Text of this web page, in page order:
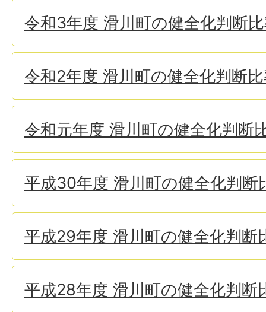
令和3年度 滑川町の健全化判断
令和2年度 滑川町の健全化判断
令和元年度 滑川町の健全化判断
平成30年度 滑川町の健全化判断
平成29年度 滑川町の健全化判断
平成28年度 滑川町の健全化判断